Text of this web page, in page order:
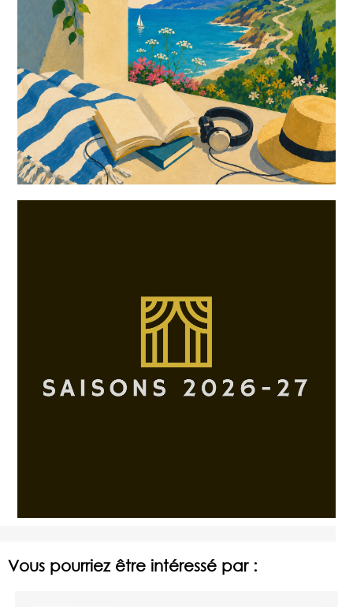
Vous pourriez être intéressé par :